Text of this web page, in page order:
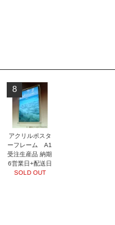
8
アクリルポスタ
ーフレーム A1
受注生産品 納期
6営業日+配送日
SOLD OUT